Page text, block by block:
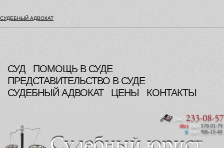
СУДЕБНЫЙ АДВОКАТ
СУД
ПОМОЩЬ В СУДЕ
ПРЕДСТАВИТЕЛЬСТВО В СУДЕ
СУДЕБНЫЙ АДВОКАТ
ЦЕНЫ КОНТАКТЫ